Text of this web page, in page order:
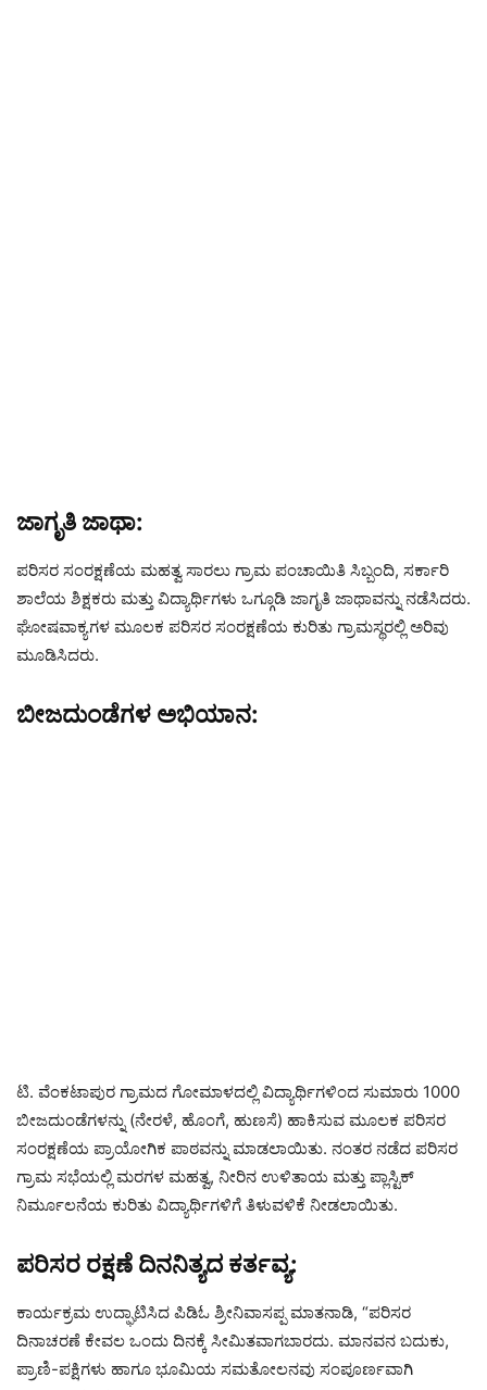
ಜಾಗೃತಿ ಜಾಥಾ:
ಪರಿಸರ ಸಂರಕ್ಷಣೆಯ ಮಹತ್ವ ಸಾರಲು ಗ್ರಾಮ ಪಂಚಾಯಿತಿ ಸಿಬ್ಬಂದಿ, ಸರ್ಕಾರಿ
ಶಾಲೆಯ ಶಿಕ್ಷಕರು ಮತ್ತು ವಿದ್ಯಾರ್ಥಿಗಳು ಒಗ್ಗೂಡಿ ಜಾಗೃತಿ ಜಾಥಾವನ್ನು ನಡೆಸಿದರು.
ಘೋಷವಾಕ್ಯಗಳ ಮೂಲಕ ಪರಿಸರ ಸಂರಕ್ಷಣೆಯ ಕುರಿತು ಗ್ರಾಮಸ್ಥರಲ್ಲಿ ಅರಿವು
ಮೂಡಿಸಿದರು.
ಬೀಜದುಂಡೆಗಳ ಅಭಿಯಾನ:
ಟಿ. ವೆಂಕಟಾಪುರ ಗ್ರಾಮದ ಗೋಮಾಳದಲ್ಲಿ ವಿದ್ಯಾರ್ಥಿಗಳಿಂದ ಸುಮಾರು 1000
ಬೀಜದುಂಡೆಗಳನ್ನು (ನೇರಳೆ, ಹೊಂಗೆ, ಹುಣಸೆ) ಹಾಕಿಸುವ ಮೂಲಕ ಪರಿಸರ
ಸಂರಕ್ಷಣೆಯ ಪ್ರಾಯೋಗಿಕ ಪಾಠವನ್ನು ಮಾಡಲಾಯಿತು. ನಂತರ ನಡೆದ ಪರಿಸರ
ಗ್ರಾಮ ಸಭೆಯಲ್ಲಿ ಮರಗಳ ಮಹತ್ವ, ನೀರಿನ ಉಳಿತಾಯ ಮತ್ತು ಪ್ಲಾಸ್ಟಿಕ್
ನಿರ್ಮೂಲನೆಯ ಕುರಿತು ವಿದ್ಯಾರ್ಥಿಗಳಿಗೆ ತಿಳುವಳಿಕೆ ನೀಡಲಾಯಿತು.
ಪರಿಸರ ರಕ್ಷಣೆ ದಿನನಿತ್ಯದ ಕರ್ತವ್ಯ:
ಕಾರ್ಯಕ್ರಮ ಉದ್ಘಾಟಿಸಿದ ಪಿಡಿಓ ಶ್ರೀನಿವಾಸಪ್ಪ ಮಾತನಾಡಿ, “ಪರಿಸರ
ದಿನಾಚರಣೆ ಕೇವಲ ಒಂದು ದಿನಕ್ಕೆ ಸೀಮಿತವಾಗಬಾರದು. ಮಾನವನ ಬದುಕು,
ಪ್ರಾಣಿ-ಪಕ್ಷಿಗಳು ಹಾಗೂ ಭೂಮಿಯ ಸಮತೋಲನವು ಸಂಪೂರ್ಣವಾಗಿ